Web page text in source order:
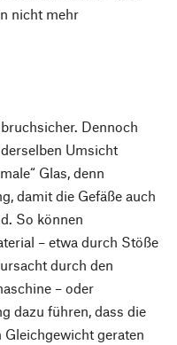
nicht mehr
Dennoch
Umsicht
Glas, denn
damit die Gefäße auch
So können
– etwa durch Stöße
durch den
– oder
dazu führen, dass die
geraten